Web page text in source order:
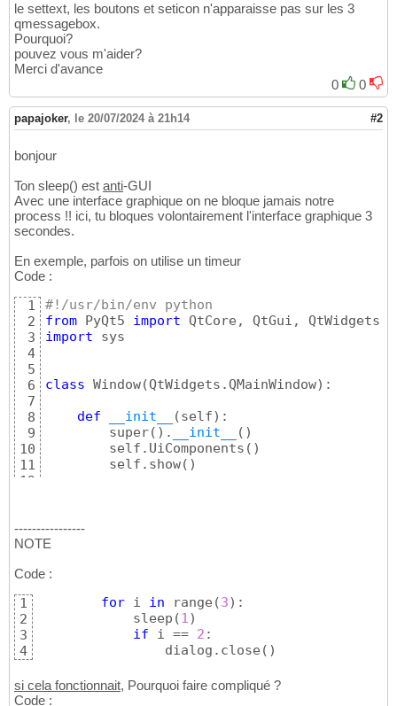
le settext, les boutons et seticon n'apparaisse pas sur les 3
qmessagebox.
Pourquoi?
pouvez vous m'aider?
Merci d'avance
0
0
papajoker, le 20/07/2024 à 21h14 #2
bonjour
Ton sleep() est anti-GUI
Avec une interface graphique on ne bloque jamais notre
process !! ici, tu bloques volontairement l'interface graphique 3
secondes.
En exemple, parfois on utilise un timeur
Code :
1
2
3
4
5
6
7
8
9
10
11
12
15
16
18
19
20
21
22
23
25
#!/usr/bin/env python
from PyQt5 import
import sys
class Window(QtWidgets.QMainWindow) :
def
__init__ (self) :
        super
( ) . __init__ ( )
        self.UiComponents
( )
        self.show
( )
        btn.clicked.connect
        dialog = QtWidgets.QMessageBox
        dialog.setText
("memoire copier"
        dialog.setIcon
        dialog.show
( )
        QtCore.QTimer.singleShot
----------------
NOTE
Code :
1
2
3
4
for i in range (3) :
            sleep
(1)
if i == 2 :
                dialog.close
( )
si cela fonctionnait, Pourquoi faire compliqué ?
Code :